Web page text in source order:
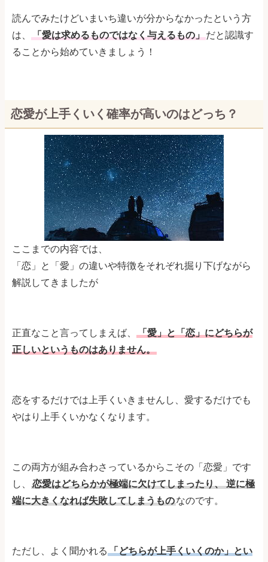
読んでみたけどいまいち違いが分からなかったという方
は、
「愛は求めるものではなく与えるもの」だと認識す
ることから始めていきましょう！
恋愛が上手くいく確率が高いのはどっち？
ここまでの内容では、
「恋」と「愛」の違いや特徴をそれぞれ掘り下げながら
解説してきましたが
正直なこと言ってしまえば、
「愛」と「恋」にどちらが
正しいというものはありません。
恋をするだけでは上手くいきませんし、愛するだけでも
やはり上手くいかなくなります。
この両方が組み合わさっているからこその「恋愛」です
し、
恋愛はどちらかが極端に欠けてしまったり、 逆に極
端に大きくなれば失敗してしまうものなのです。
ただし、よく聞かれる 「どちらが上手くいくのか」とい